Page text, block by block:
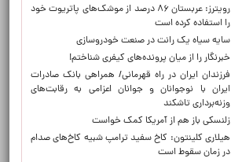
رویترز: عربستان ۸۶ درصد از موشک‌های پاتریوت خود
را استفاده کرده است
سایه سیاه یک رانت در صنعت خودروسازی
خبرنگار را از میان پرونده‌های کیفری شناختم!
​فرزندان ایران در راه قهرمانی/ همراهی بانک صادرات
ایران با نوجوانان و جوانان اعزامی به رقابت‌های
وزنه‌برداری تاشکند
زلنسکی باز هم از آمریکا کمک خواست
هیلاری کلینتون: کاخ سفید ترامپ شبیه کاخ‌های صدام
در زمان سقوط است